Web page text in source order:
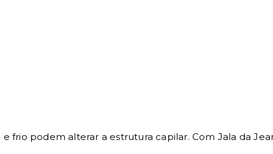
frio podem alterar a estrutura capilar. Com Jala da